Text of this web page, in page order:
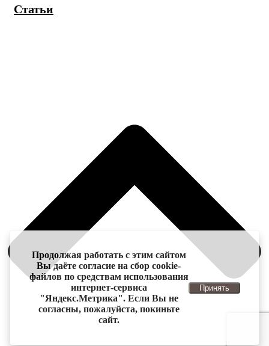
Статьи
Продолжая работать с этим сайтом
Вы даёте согласие на сбор cookie-
файлов по средствам использования
интернет-сервиса
"Яндекс.Метрика". Если Вы не
согласны, пожалуйста, покиньте
сайт.
Принять